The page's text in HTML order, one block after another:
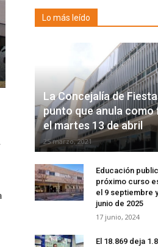
Lo más leído
La Concejalía de
punto que anula
el martes 13 de abril
25 marzo, 2021
Educación
próximo curso
el 9 septiembre
junio de 2025
17 junio, 2024
El 18.869 deja